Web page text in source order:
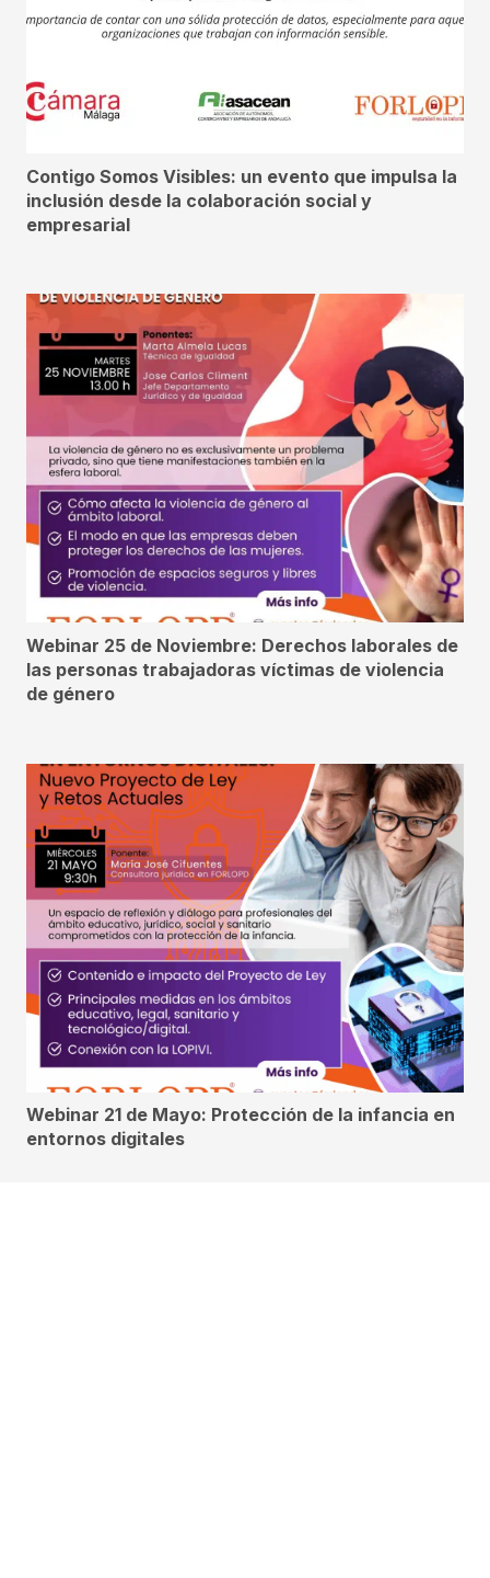
Contigo Somos Visibles: un evento que impulsa la
inclusión desde la colaboración social y
empresarial
Webinar 25 de Noviembre: Derechos laborales de
las personas trabajadoras víctimas de violencia
de género
Webinar 21 de Mayo: Protección de la infancia en
entornos digitales